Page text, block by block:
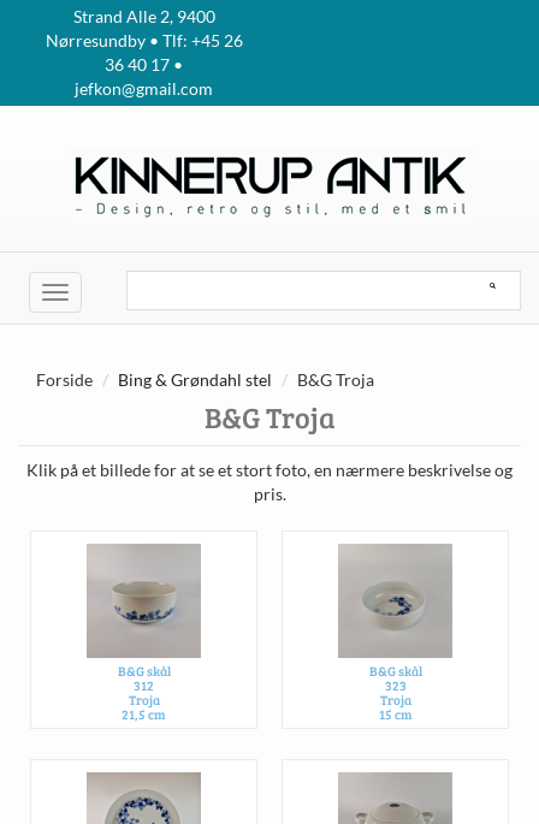
Strand Alle 2, 9400
Nørresundby • Tlf: +45 26
36 40 17 •
jefkon@gmail.com
Toggle
navigation
Forside Bing & Grøndahl stel B&G Troja
B&G Troja
Klik på et billede for at se et stort foto, en nærmere beskrivelse og
pris.
B&G skål
312
Troja
21,5 cm
B&G skål
323
Troja
15 cm